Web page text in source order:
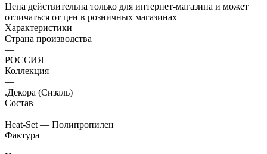
Цена действительна только для интернет-магазина и может
отличаться от цен в розничных магазинах
Характеристики
Страна производства
—
РОССИЯ
Коллекция
—
.Декора (Сизаль)
Состав
—
Heat-Set — Полипропилен
Фактура
—